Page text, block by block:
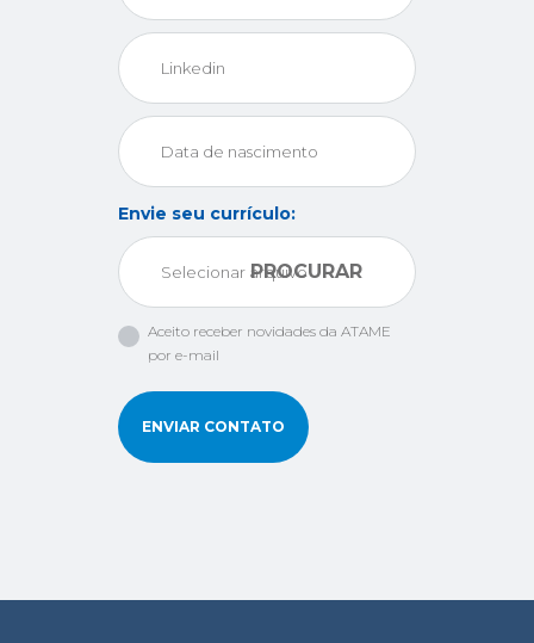
Linkedin
Data de nascimento
Envie seu currículo:
PROCURAR
Aceito receber novidades da ATAME
por e-mail
ENVIAR CONTATO